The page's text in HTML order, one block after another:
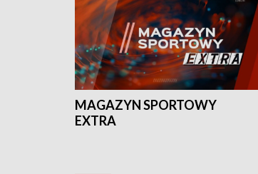
MAGAZYN SPORTOWY
EXTRA